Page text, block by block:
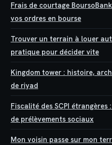
Frais de courtage
vos ordres en bourse
Trouver un terrain à louer
pratique pour décider vite
Kingdom tower : histoire,
de riyad
Fiscalité des SCPI étrangères
de prélèvements sociaux
Mon voisin passe sur mon